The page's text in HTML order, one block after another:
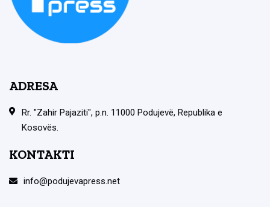
ADRESA
Rr. "Zahir Pajaziti", p.n. 11000 Podujevë, Republika e
Kosovës.
KONTAKTI
info@podujevapress.net